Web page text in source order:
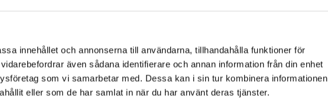
innehållet och annonserna till användarna, tillhandahålla funktioner för
även sådana identifierare och annan information från din enhet
som vi samarbetar med. Dessa kan i sin tur kombinera informationen
eller som de har samlat in när du har använt deras tjänster.